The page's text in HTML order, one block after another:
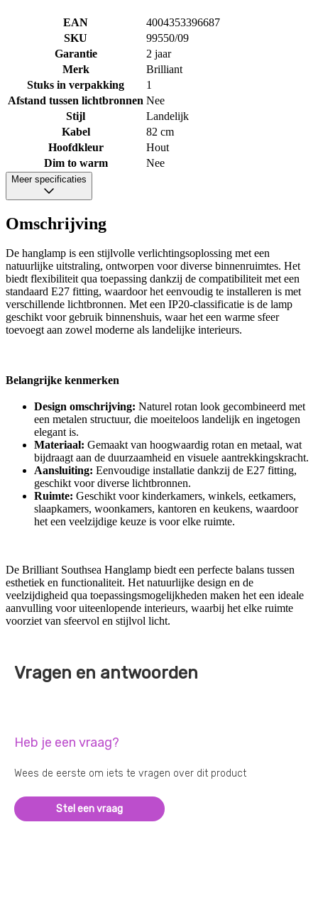
EAN
4004353396687
SKU
99550/09
Garantie
2 jaar
Merk
Brilliant
Stuks in verpakking
1
Afstand tussen lichtbronnen Nee
Stijl
Landelijk
Kabel
82 cm
Hoofdkleur
Hout
Dim to warm
Nee
Meer specificaties
Omschrijving
De hanglamp is een stijlvolle verlichtingsoplossing met een
natuurlijke uitstraling, ontworpen voor diverse binnenruimtes. Het
biedt flexibiliteit qua toepassing dankzij de compatibiliteit met een
standaard E27 fitting, waardoor het eenvoudig te installeren is met
verschillende lichtbronnen. Met een IP20-classificatie is de lamp
geschikt voor gebruik binnenshuis, waar het een warme sfeer
toevoegt aan zowel moderne als landelijke interieurs.
Belangrijke kenmerken
Design omschrijving: Naturel rotan look gecombineerd met
een metalen structuur, die moeiteloos landelijk en ingetogen
elegant is.
Materiaal: Gemaakt van hoogwaardig rotan en metaal, wat
bijdraagt aan de duurzaamheid en visuele aantrekkingskracht.
Aansluiting: Eenvoudige installatie dankzij de E27 fitting,
geschikt voor diverse lichtbronnen.
Ruimte: Geschikt voor kinderkamers, winkels, eetkamers,
slaapkamers, woonkamers, kantoren en keukens, waardoor
het een veelzijdige keuze is voor elke ruimte.
De Brilliant Southsea Hanglamp biedt een perfecte balans tussen
esthetiek en functionaliteit. Het natuurlijke design en de
veelzijdigheid qua toepassingsmogelijkheden maken het een ideale
aanvulling voor uiteenlopende interieurs, waarbij het elke ruimte
voorziet van sfeervol en stijlvol licht.
Vragen en antwoorden
Heb je een vraag?
Wees de eerste om iets te vragen over dit product
Stel een vraag